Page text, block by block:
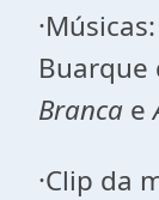
·Músicas:
Buarque
Branca e
·Clip da